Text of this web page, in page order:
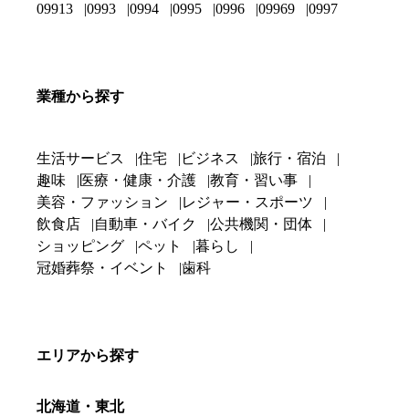
09913
0993 0994 0995 0996 09969 0997
業種から探す
生活サービス 住宅 ビジネス
旅行・宿泊
趣味
医療・健康・介護
教育・習い事
美容・ファッション
レジャー・スポーツ
飲食店
自動車・バイク
公共機関・団体
ショッピング
ペット
暮らし
冠婚葬祭・イベント
歯科
エリアから探す
北海道・東北